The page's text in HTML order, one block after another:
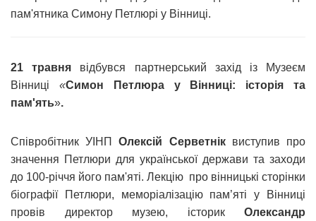
пам'ятника Симону Петлюрі у Вінниці.
21 травня відбувся партнерський захід із Музеєм
Вінниці «Симон Петлюра у Вінниці: історія та
пам'ять».
Співробітник УІНПОлексій Серветніквиступив про
значення Петлюри для української держави та заходи
до 100-річчя його пам'яті. Лекцію про вінницькі сторінки
біографії Петлюри, меморіалізацію пам’яті у Вінниці
провів директор музею, історик Олександр